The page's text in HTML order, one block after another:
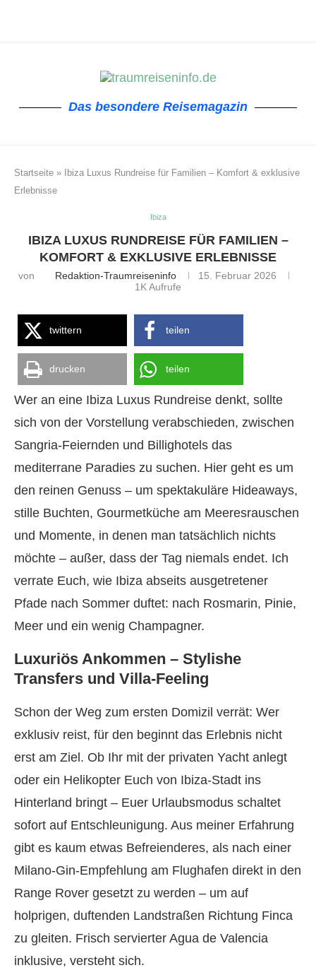
Das besondere Reisemagazin
Startseite »
Ibiza Luxus Rundreise für Familien – Komfort & exklusive
Erlebnisse
Ibiza
IBIZA LUXUS RUNDREISE FÜR FAMILIEN –
KOMFORT & EXKLUSIVE ERLEBNISSE
von Redaktion-Traumreiseninfo
15. Februar 2026
1KAufrufe
twittern teilen
drucken teilen
Wer an eine Ibiza Luxus Rundreise denkt, sollte
sich von der Vorstellung verabschieden, zwischen
Sangria-Feiernden und Billighotels das
mediterrane Paradies zu suchen. Hier geht es um
den reinen Genuss – um spektakuläre Hideaways,
stille Buchten, Gourmetküche am Meeresrauschen
und Momente, in denen man tatsächlich nichts
möchte – außer, dass der Tag niemals endet. Ich
verrate Euch, wie Ibiza abseits ausgetretener
Pfade nach Sommer duftet: nach Rosmarin, Pinie,
Meer und ein wenig Champagner.
Luxuriös Ankommen – Stylishe
Transfers und Villa-Feeling
Schon der Weg zum ersten Domizil verrät: Wer
exklusiv reist, für den beginnt das Erlebnis nicht
erst am Ziel. Ob Ihr mit der privaten Yacht anlegt
oder ein Helikopter Euch von Ibiza-Stadt ins
Hinterland bringt – Euer Urlaubsmodus schaltet
sofort auf Entschleunigung. Aus meiner Erfahrung
gibt es kaum etwas Befreienderes, als nach einer
Milano-Gin-Empfehlung am Flughafen direkt in den
Range Rover gesetzt zu werden – um auf
holprigen, duftenden Landstraßen Richtung Finca
zu gleiten. Frisch servierter Agua de Valencia
inklusive, versteht sich.